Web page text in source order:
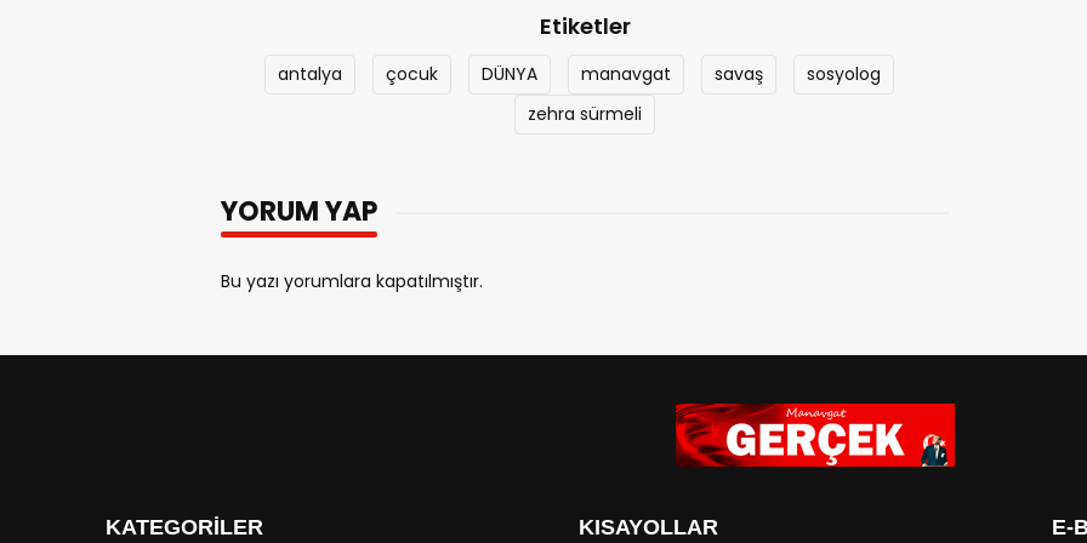
Etiketler
antalya çocuk DÜNYA manavgat savaş
sosyolog
zehra sürmeli
YORUM YAP
Bu yazı yorumlara kapatılmıştır.
KATEGORİLER KISAYOLLAR E-